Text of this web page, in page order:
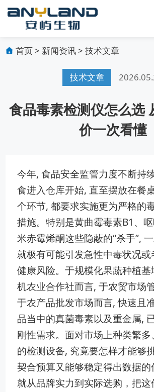
首页> 新闻资讯> 技术文章
技术文章
食品毒素检测仪怎么选
价一次看懂
今年, 食品安全监管力度不断持
食进入仓库开⁠始, 直至摆放在餐‍
个环节,​ 都​要求实​施更为严格的
措⁠施。特别是黄​曲霉​毒⁠素⁠B‌1、
米赤霉烯酮这些隐蔽的“杀手”,
就极有可能引发急性中毒状况
健康风险。于​规模化果蔬种植
机农业合作社而言, 于​农贸市场
于农产品批发市场而言, 快速且
品当中的真菌⁠毒​素以及重金属,
刚性需求。面对市场上种类繁
的‍检测设备, 究竟要怎样才能够
契合预‍算又能够稳定​得出‍数据的
就从品牌实力到实际选购，把